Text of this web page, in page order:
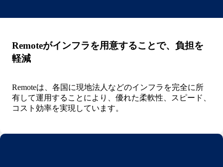
Remoteがインフラを用意することで、負担を
軽減
Remoteは、各国に現地法人などのインフラを完全に所
有して運用することにより、優れた柔軟性、スピード、
コスト効率を実現しています。